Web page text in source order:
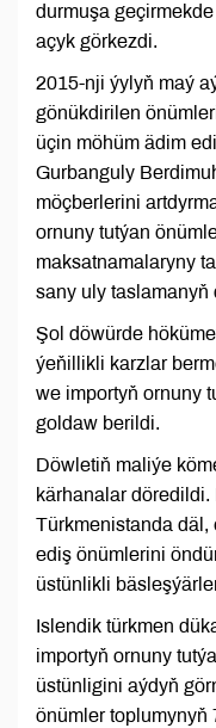
durmuşa
açyk görkezdi.
2015-nji ýylyň maý
gönükdirilen
üçin möhüm ädim
Gurbanguly
möçberlerini
ornuny tutýan
maksatnamalaryny
sany uly taslamanyň
Şol döwürde
ýeňillikli karzlar
we importyň ornuny
goldaw berildi.
Döwletiň maliýe
kärhanalar
Türkmenistanda däl,
ediş önümlerini
üstünlikli
Islendik türkmen
importyň ornuny
üstünligini aýdyň
önümler toplumynyň